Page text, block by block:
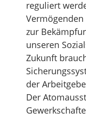
reguliert
zur
unseren
Zukunft
der
Der